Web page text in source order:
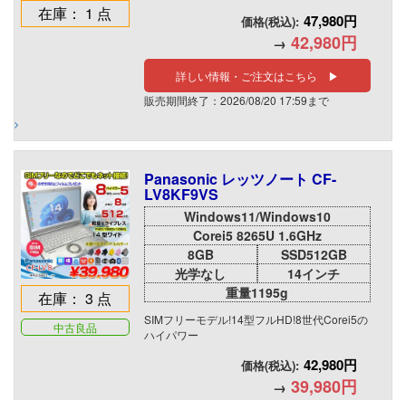
在庫： 1 点 価格(税込): 47,980円
→ 42,980円
詳しい情報・ご注文はこちら ▶
販売期間終了：2026/08/20 17:59まで
在庫： 3 点
中古良品
Panasonic レッツノート CF-
LV8KF9VS
Windows11/Windows10
Corei5 8265U 1.6GHz
8GB
SSD512GB
光学なし
14インチ
重量1195g
SIMフリーモデル!14型フルHD!8世代Corei5の
ハイパワー
価格(税込): 42,980円
→ 39,980円